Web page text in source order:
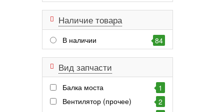
Наличие товара
В наличии 84
Вид запчасти
Балка моста
1
Вентилятор (прочее)
2